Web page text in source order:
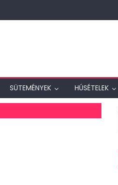
SÜTEMÉNYEK HÚSÉTELEK